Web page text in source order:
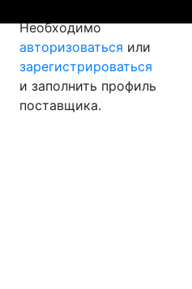
Необходимо
авторизоваться или
зарегистрироваться
и заполнить профиль
поставщика.